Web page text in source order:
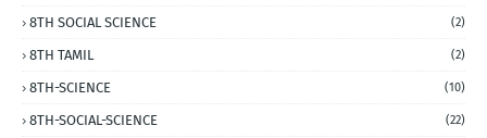
8TH SOCIAL SCIENCE (2)
8TH TAMIL (2)
8TH-SCIENCE (10)
8TH-SOCIAL-SCIENCE (22)